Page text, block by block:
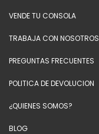
VENDE TU CONSOLA
TRABAJA CON NOSOTROS
PREGUNTAS FRECUENTES
POLITICA DE DEVOLUCION
¿QUIENES SOMOS?
BLOG